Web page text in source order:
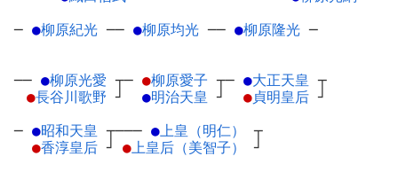
─ ●柳原紀光 ── ●柳原均光 ── ●柳原隆光 ─
── ●柳原光愛 ┬
●長谷川歌野 ┘
─ ●柳原愛子 ┬
●明治天皇 ┘
─ ●大正天皇 ┬
●貞明皇后 ┘
─ ●昭和天皇 ┬
●香淳皇后 ┘
─── ●上皇（明仁）
┬
●上皇后（美智子） ┘